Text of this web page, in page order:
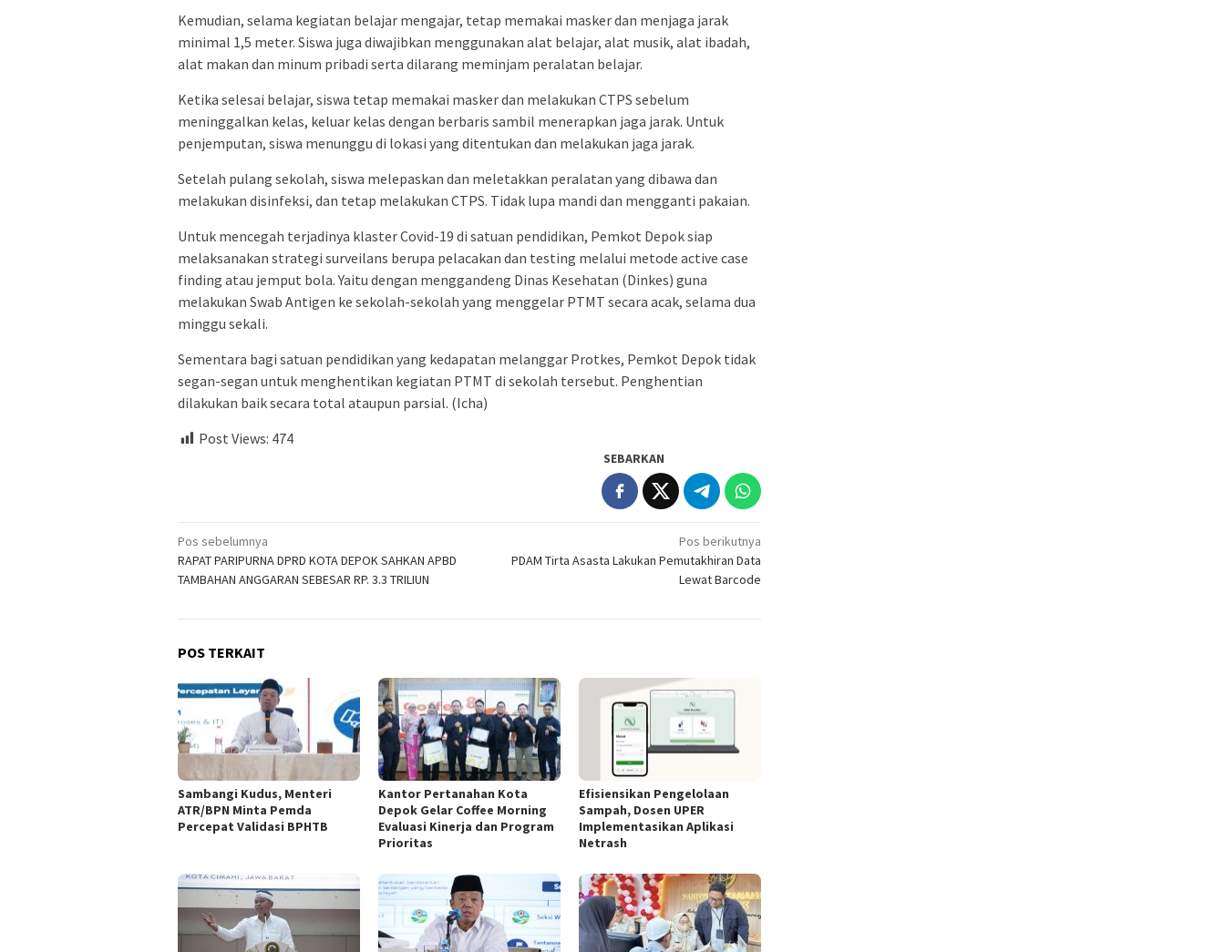
Kemudian, selama kegiatan belajar mengajar, tetap memakai masker dan menjaga jarak
minimal 1,5 meter. Siswa juga diwajibkan menggunakan alat belajar, alat musik, alat ibadah,
alat makan dan minum pribadi serta dilarang meminjam peralatan belajar.
Ketika selesai belajar, siswa tetap memakai masker dan melakukan CTPS sebelum
meninggalkan kelas, keluar kelas dengan berbaris sambil menerapkan jaga jarak. Untuk
penjemputan, siswa menunggu di lokasi yang ditentukan dan melakukan jaga jarak.
Setelah pulang sekolah, siswa melepaskan dan meletakkan peralatan yang dibawa dan
melakukan disinfeksi, dan tetap melakukan CTPS. Tidak lupa mandi dan mengganti pakaian.
Untuk mencegah terjadinya klaster Covid-19 di satuan pendidikan, Pemkot Depok siap
melaksanakan strategi surveilans berupa pelacakan dan testing melalui metode active case
finding atau jemput bola. Yaitu dengan menggandeng Dinas Kesehatan (Dinkes) guna
melakukan Swab Antigen ke sekolah-sekolah yang menggelar PTMT secara acak, selama dua
minggu sekali.
Sementara bagi satuan pendidikan yang kedapatan melanggar Protkes, Pemkot Depok tidak
segan-segan untuk menghentikan kegiatan PTMT di sekolah tersebut. Penghentian
dilakukan baik secara total ataupun parsial. (Icha)
Post Views: 474
SEBARKAN
Navigasi
pos
Pos sebelumnya
RAPAT PARIPURNA DPRD KOTA DEPOK SAHKAN APBD
TAMBAHAN ANGGARAN SEBESAR RP. 3.3 TRILIUN
Pos berikutnya
PDAM Tirta Asasta Lakukan Pemutakhiran Data
Lewat Barcode
POS TERKAIT
Sambangi Kudus, Menteri
ATR/BPN Minta Pemda
Percepat Validasi BPHTB
Kantor Pertanahan Kota
Depok Gelar Coffee Morning
Evaluasi Kinerja dan Program
Prioritas
Efisiensikan Pengelolaan
Sampah, Dosen UPER
Implementasikan Aplikasi
Netrash